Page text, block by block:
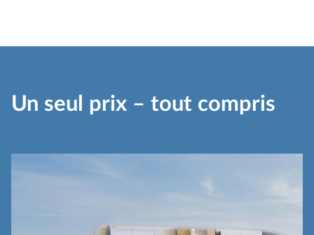
Un seul prix – tout compris